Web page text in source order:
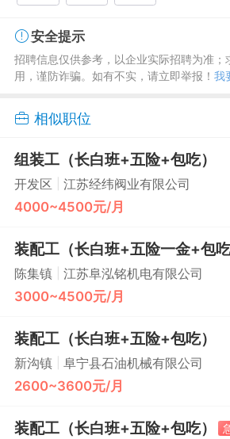
安全提示
招聘信息仅供参考，以企业实际招聘为准；
用，谨防诈骗。如有不实，请立即举报！ 我
相似职位
组装工（长白班+五险+包吃）
开发区 江苏经纬阀业有限公司
4000~4500元/月
装配工（长白班+五险一金+包吃
陈集镇 江苏阜泓铭机电有限公司
3000~4500元/月
装配工（长白班+五险+包吃）
新沟镇 阜宁县石油机械有限公司
2600~3600元/月
装配工（长白班+五险+包吃）